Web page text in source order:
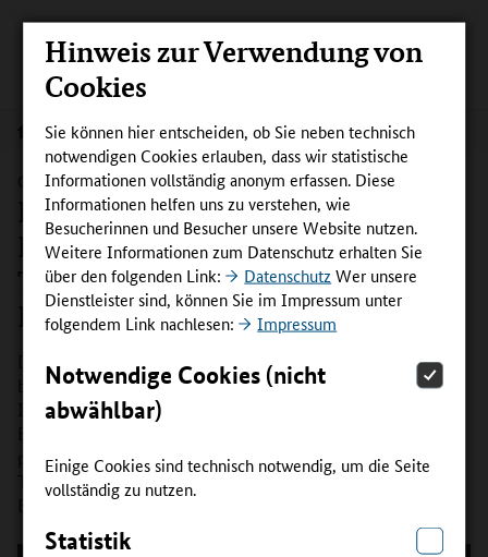
Hinweis zur Verwendung von
Cookies
Sie können hier entscheiden, ob Sie neben technisch
notwendigen Cookies erlauben, dass wir statistische
Informationen vollständig anonym erfassen. Diese
Informationen helfen uns zu verstehen, wie
Besucherinnen und Besucher unsere Website nutzen.
Weitere Informationen zum Datenschutz erhalten Sie
über den folgenden Link:
Datenschutz Wer unsere
Dienstleister sind, können Sie im Impressum unter
folgendem Link nachlesen:
Impressum
Notwendige Cookies (nicht
abwählbar)
Einige Cookies sind technisch notwendig, um die Seite
vollständig zu nutzen.
Statistik
Aktuelles
InnoVET PLUS Fachtagung 2026:
Fachkräfte gewinnen.
Transformation gestalten.
Berufsbildung stärken.
08.- 09. OKTOBER 2026 | BERLIN
Die InnoVET PLUS Fachtagung am 08.-09. Oktober 2026
bietet Lösungen und Transferimpulse aus dem Wettbewerb
InnoVET PLUS für die Herausforderungen der beruflichen
präsentieren die Bandbreite der 28 Projekte. Exklusive
Talkrunden und der Austauch mit dem Fachpublikum der
Berufsbildung sorgen für neue Perspektiven.